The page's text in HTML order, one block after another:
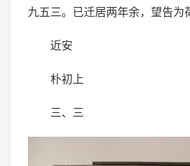
九五三。已迁居两年余，望告为
近安
朴初上
三、三